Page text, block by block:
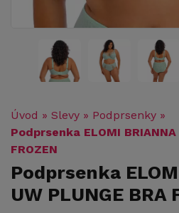
Úvod » Slevy » Podprsenky »
Podprsenka ELOMI BRIANNA
FROZEN
Podprsenka
UW PLUNGE BRA